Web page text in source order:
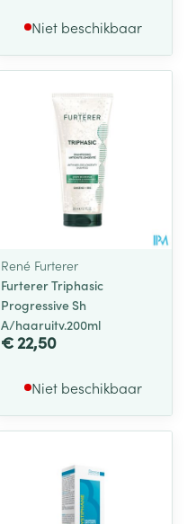
Niet beschikbaar
René Furterer
Furterer Triphasic
Progressive Sh
A/haaruitv.200ml
€ 22,50
Niet beschikbaar